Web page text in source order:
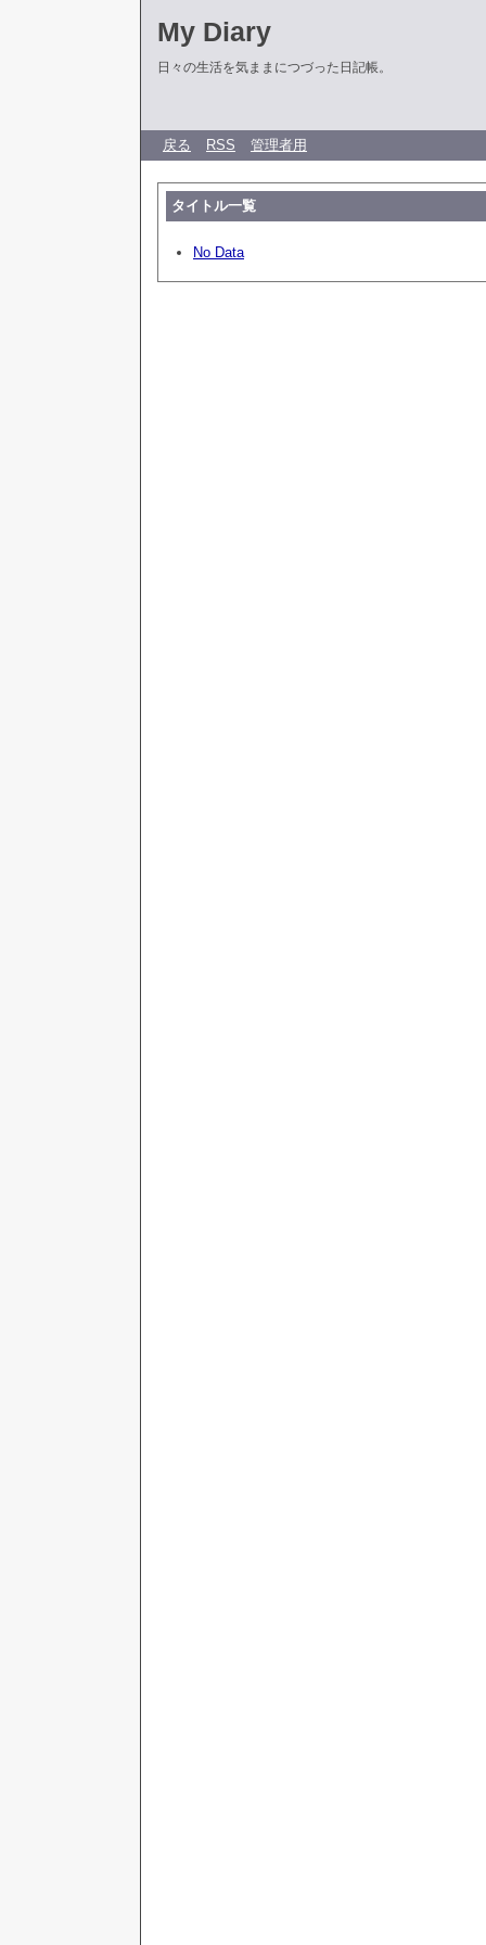
My Diary
日々の生活を気ままにつづった日記帳。
戻る RSS 管理者用
タイトル一覧
No Data